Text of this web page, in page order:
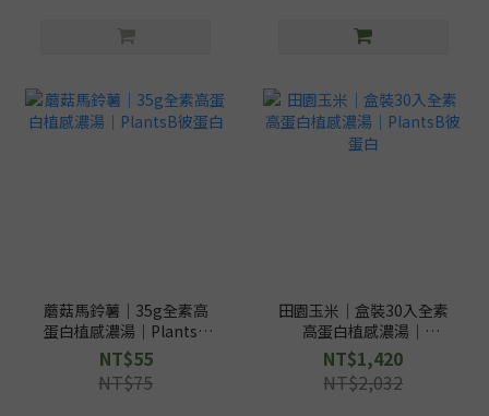
蘑菇馬鈴薯｜35g全素高
蛋白植感濃湯｜PlantsB
彼蛋白
NT$55
NT$75
田園玉米｜盒裝30入全素
高蛋白植感濃湯｜
PlantsB彼蛋白
NT$1,420
NT$2,032